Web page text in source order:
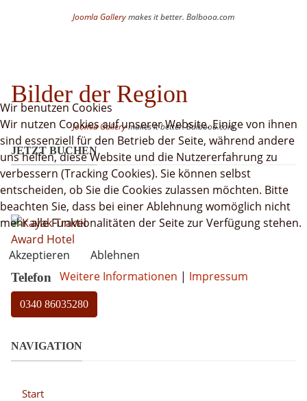
Joomla Gallerymakes it better. Balbooa.com
Bilder der Region
Joomla Gallerymakes it better. Balbooa.com
JETZT BUCHEN
Telefon
0340 86035280
NAVIGATION
Start
Wir benutzen Cookies
Wir nutzen Cookies auf unserer Website. Einige von ihnen
sind essenziell für den Betrieb der Seite, während andere
uns helfen, diese Website und die Nutzererfahrung zu
verbessern (Tracking Cookies). Sie können selbst
entscheiden, ob Sie die Cookies zulassen möchten. Bitte
beachten Sie, dass bei einer Ablehnung womöglich nicht
mehr alle Funktionalitäten der Seite zur Verfügung stehen.
Akzeptieren
Ablehnen
Weitere Informationen | Impressum